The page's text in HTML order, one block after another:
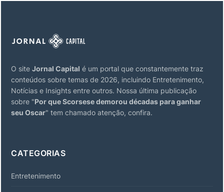
O site Jornal Capital é um portal que constantemente traz
conteúdos sobre temas de 2026, incluindo Entretenimento,
Notícias e Insights entre outros. Nossa última publicação
sobre "Por que Scorsese demorou décadas para ganhar
seu Oscar" tem chamado atenção, confira.
CATEGORIAS
Entretenimento